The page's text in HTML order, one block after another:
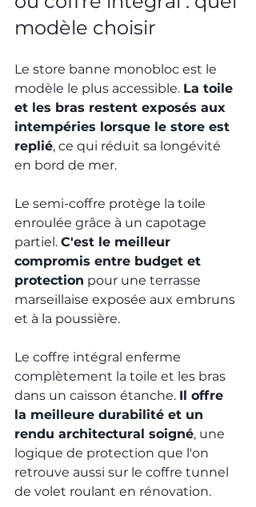
modèle choisir
Le store banne monobloc est le
modèle le plus accessible. La toile
et les bras restent exposés aux
intempéries lorsque le store est
replié, ce qui réduit sa longévité
en bord de mer.
Le semi-coffre protège la toile
enroulée grâce à un capotage
partiel. C'est le meilleur
compromis entre budget et
protection pour une terrasse
marseillaise exposée aux embruns
et à la poussière.
Le coffre intégral enferme
complètement la toile et les bras
dans un caisson étanche. Il offre
la meilleure durabilité et un
rendu architectural soigné, une
logique de protection que l'on
retrouve aussi sur le coffre tunnel
de volet roulant en rénovation.